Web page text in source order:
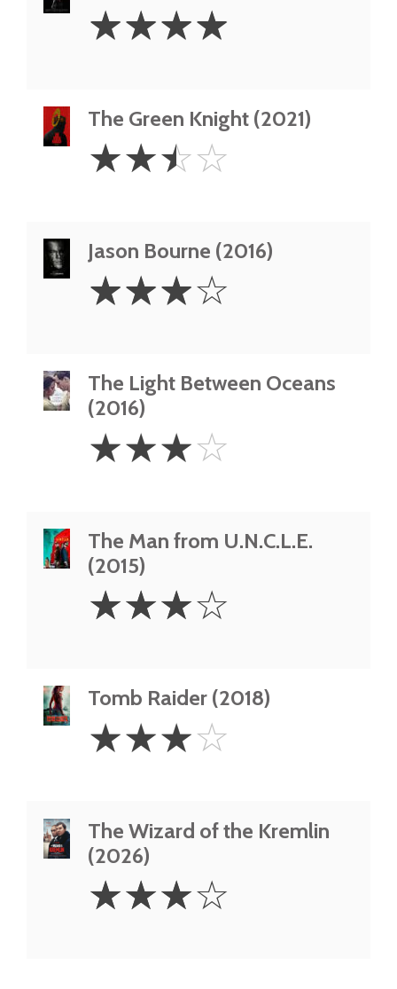
Stars
☆☆☆☆
The Green Knight (2021)
2.5
Stars
☆☆☆☆
Jason Bourne (2016)
Stars
☆☆☆☆
The Light Between Oceans
(2016)
Stars
☆☆☆☆
The Man from U.N.C.L.E.
(2015)
Stars
☆☆☆☆
Tomb Raider (2018)
Stars
☆☆☆☆
The Wizard of the Kremlin
(2026)
Stars
☆☆☆☆